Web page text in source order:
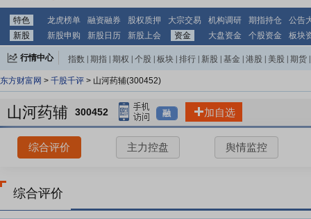
特色 龙虎榜单 融资融券 股权质押 大宗交易 机构调研 期指持仓
公告
新股
新股申购 新股日历 新股上会 资金 大盘资金 个股资金 板块
行情中心 指数 期指 期权 个股 板块 排行 新股 基金 港股 美股 期货
东方财富网 > 千股千评 > 山河药辅(300452)
山河药辅 300452 融 加自选
综合评价 主力控盘 舆情监控
综合评价